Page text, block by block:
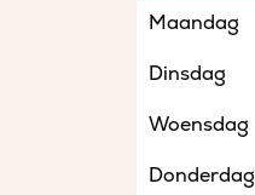
Maandag
Dinsdag
Woensdag
Donderdag